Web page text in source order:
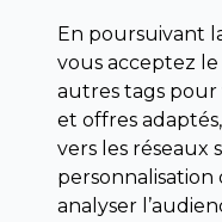
Para scolaire
Histoire
Pochoteque
Pleiade
En poursuivant
vous acceptez
autres tags pour
et offres
vers les réseaux
analyser